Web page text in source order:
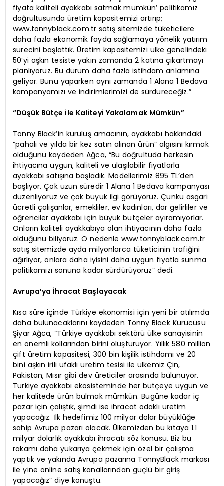
fiyata kaliteli ayakkabı satmak mümkün’ politikamız
doğrultusunda üretim kapasitemizi artırıp;
www.tonnyblack.com.tr satış sitemizde tüketicilere
daha fazla ekonomik fayda sağlamaya yönelik yatırım
sürecini başlattık. Üretim kapasitemizi ülke genelindeki
50’yi aşkın tesiste yakın zamanda 2 katına çıkartmayı
planlıyoruz. Bu durum daha fazla istihdam anlamına
geliyor. Bunu yaparken aynı zamanda 1 Alana 1 Bedava
kampanyamızı ve indirimlerimizi de sürdüreceğiz.”
“Düşük Bütçe ile Kaliteyi Yakalamak Mümkün”
Tonny Black’in kuruluş amacının, ayakkabı hakkındaki
“pahalı ve yılda bir kez satın alınan ürün” algısını kırmak
olduğunu kaydeden Ağca, “Bu doğrultuda herkesin
ihtiyacına uygun, kaliteli ve ulaşılabilir fiyatlarla
ayakkabı satışına başladık. Modellerimiz 895 TL’den
başlıyor. Çok uzun süredir 1 Alana 1 Bedava kampanyası
düzenliyoruz ve çok büyük ilgi görüyoruz. Çünkü asgari
ücretli çalışanlar, emekliler, ev kadınları, dar gelirliler ve
öğrenciler ayakkabı için büyük bütçeler ayıramıyorlar.
Onların kaliteli ayakkabıya olan ihtiyacının daha fazla
olduğunu biliyoruz. O nedenle www.tonnyblack.com.tr
satış sitemizde ayda milyonlarca tüketicinin trafiğini
ağırlıyor, onlara daha iyisini daha uygun fiyatla sunma
politikamızı sonuna kadar sürdürüyoruz” dedi.
Avrupa’ya İhracat Başlayacak
Kısa süre içinde Türkiye ekonomisi için yeni bir atılımda
daha bulunacaklarını kaydeden Tonny Black Kurucusu
Şiyar Ağca, “Türkiye ayakkabı sektörü ülke sanayisinin
en önemli kollarından birini oluşturuyor. Yıllık 580 million
çift üretim kapasitesi, 300 bin kişilik istihdamı ve 20
bini aşkın irili ufaklı üretim tesisi ile ülkemiz Çin,
Pakistan, Mısır gibi dev üreticiler arasında bulunuyor.
Türkiye ayakkabı ekosisteminde her bütçeye uygun ve
her kalitede ürün bulmak mümkün. Bugüne kadar iç
pazar için çalıştık, şimdi ise ihracat odaklı üretim
yapacağız. İlk hedefimiz 100 milyar dolar büyüklüğe
sahip Avrupa pazarı olacak. Ülkemizden bu kıtaya 1.1
milyar dolarlık ayakkabı ihracatı söz konusu. Biz bu
rakamı daha yukarıya çekmek için özel bir çalışma
yaptık ve yakında Avrupa pazarına TonnyBlack markası
ile yine online satış kanallarından güçlü bir giriş
yapacağız” diye konuştu.